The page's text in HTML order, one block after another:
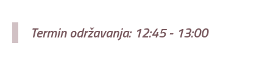
Termin održavanja: 12:45 - 13:00